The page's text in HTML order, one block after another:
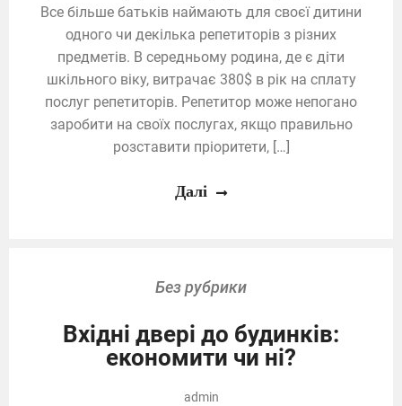
Все більше батьків наймають для своєї дитини
одного чи декілька репетиторів з різних
предметів. В середньому родина, де є діти
шкільного віку, витрачає 380$ в рік на сплату
послуг репетиторів. Репетитор може непогано
заробити на своїх послугах, якщо правильно
розставити пріоритети, […]
Далі
Без рубрики
Вхідні двері до будинків:
економити чи ні?
admin